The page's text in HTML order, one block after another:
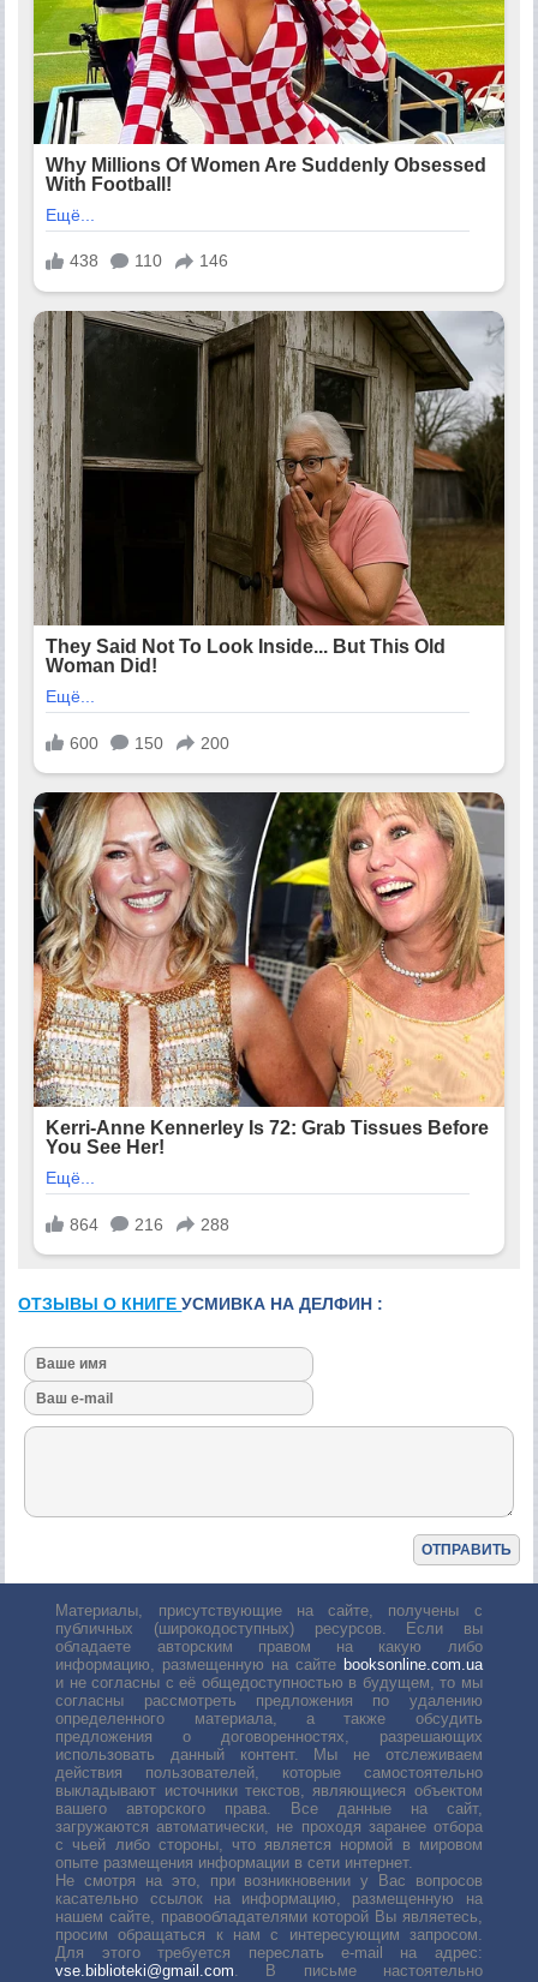
ОТЗЫВЫ О КНИГЕУСМИВКА НА ДЕЛФИН :
Материалы, присутствующие на сайте, получены с
публичных (широкодоступных) ресурсов. Если вы
обладаете авторским правом на какую либо
информацию, размещенную на сайте booksonline.com.ua
и не согласны с её общедоступностью в будущем, то мы
согласны рассмотреть предложения по удалению
определенного материала, а также обсудить
предложения о договоренностях, разрешающих
использовать данный контент. Мы не отслеживаем
действия пользователей, которые самостоятельно
выкладывают источники текстов, являющиеся объектом
вашего авторского права. Все данные на сайт,
загружаются автоматически, не проходя заранее отбора
с чьей либо стороны, что является нормой в мировом
опыте размещения информации в сети интернет.
Не смотря на это, при возникновении у Вас вопросов
касательно ссылок на информацию, размещенную на
нашем сайте, правообладателями которой Вы являетесь,
просим обращаться к нам с интересующим запросом.
Для этого требуется переслать е-mail на адрес:
vse.biblioteki@gmail.com. В письме настоятельно